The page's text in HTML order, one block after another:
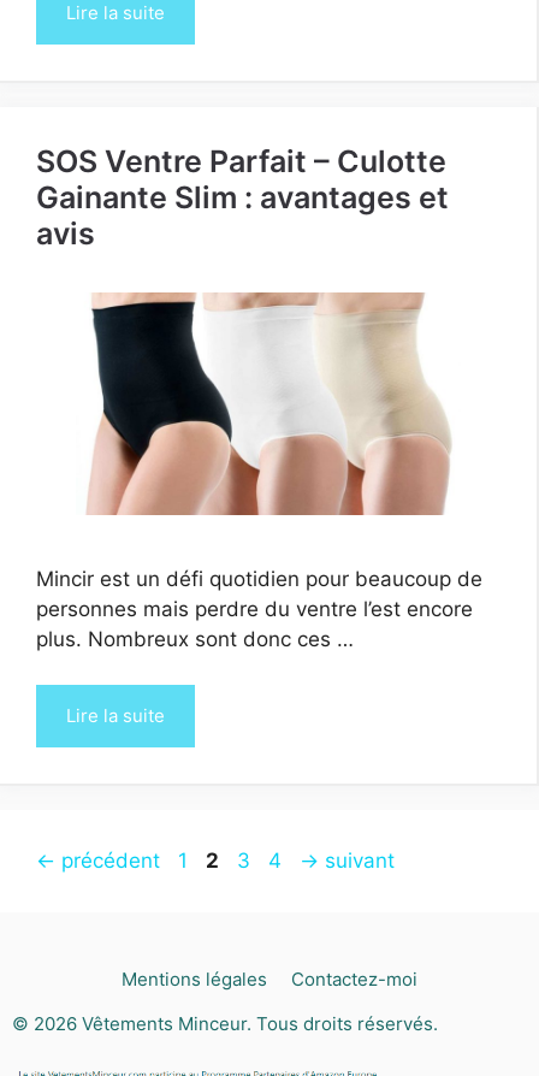
Lire la suite
SOS Ventre Parfait – Culotte
Gainante Slim : avantages et
avis
Mincir est un défi quotidien pour beaucoup de
personnes mais perdre du ventre l’est encore
plus. Nombreux sont donc ces …
Lire la suite
← précédent Page
1 Page
2 Page
3 Page
4 → suivant
Mentions légales
Contactez-moi
© 2026 Vêtements Minceur. Tous droits réservés.